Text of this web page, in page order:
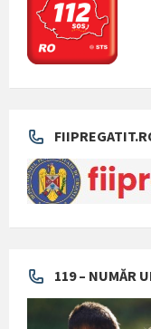
119 – NUMĂR